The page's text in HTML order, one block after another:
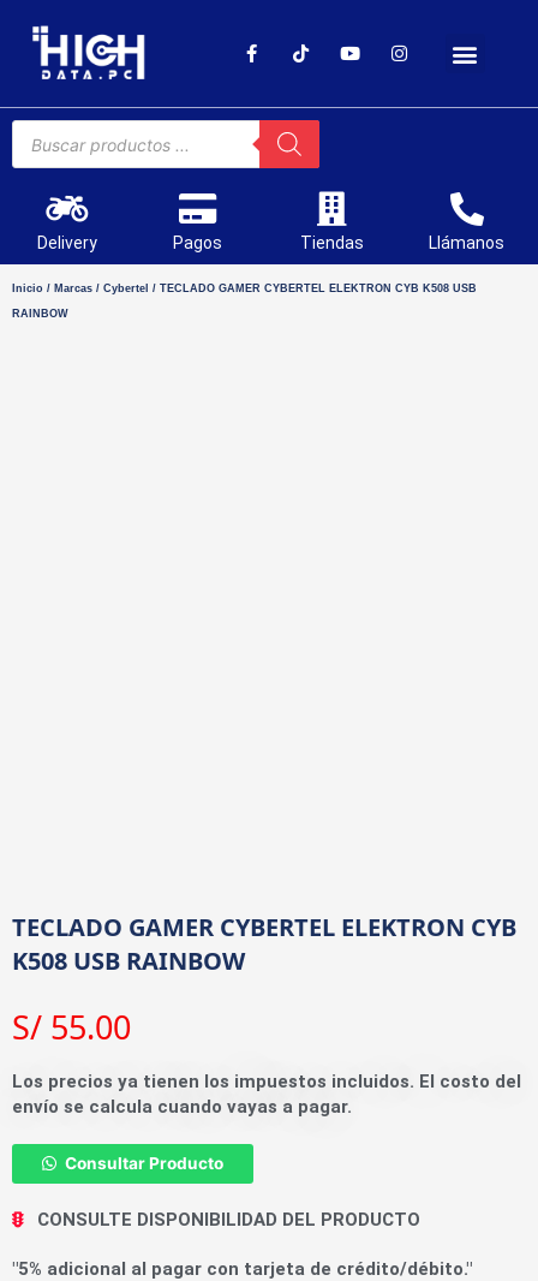
Delivery Pagos Tiendas Llámanos
Inicio / Marcas / Cybertel / TECLADO GAMER CYBERTEL ELEKTRON CYB K508 USB
RAINBOW
TECLADO GAMER CYBERTEL ELEKTRON CYB
K508 USB RAINBOW
S/ 55.00
Los precios ya tienen los impuestos incluidos. El costo del
envío se calcula cuando vayas a pagar.
Consultar Producto
CONSULTE DISPONIBILIDAD DEL PRODUCTO
"5% adicional al pagar con tarjeta de crédito/débito."